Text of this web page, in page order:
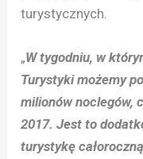
turystycznych.
„W tygodniu, w
Turystyki możemy
milionów noclegów,
2017. Jest to
turystykę